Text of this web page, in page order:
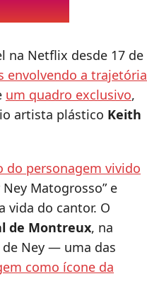
na Netflix desde 17 de
envolvendo a trajetória
um quadro exclusivo,
artista plástico Keith
do personagem vivido
Matogrosso” e
vida do cantor. O
de Montreux, na
Ney — uma das
como ícone da